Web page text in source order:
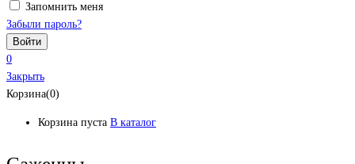
Запомнить меня
Забыли пароль?
0
Закрыть
Корзина(0)
Корзина пуста В каталог